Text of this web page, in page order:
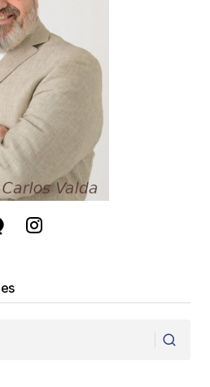
correo electrónico y web en
la próxima vez que
por
Política de
del servicio